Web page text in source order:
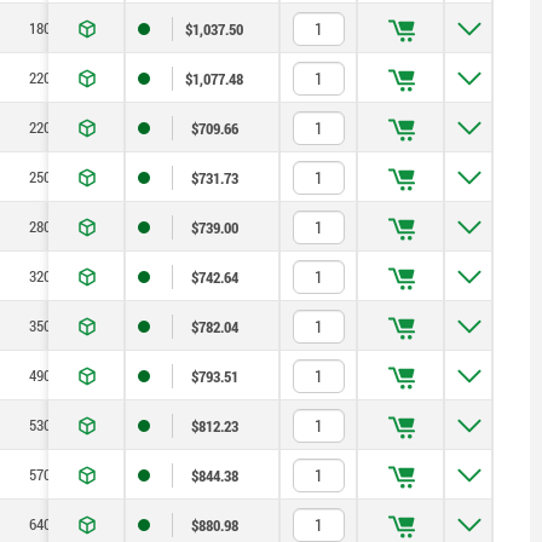
18000 13000 $1,037.50
22000 17000 $1,077.48
22000 17000 $709.66
25000 19000 $731.73
28000 18000 $739.00
32000 23000 $742.64
35000 25000 $782.04
49000 34000 $793.51
53000 36000 $812.23
57000 38000 $844.38
64000 44000 $880.98